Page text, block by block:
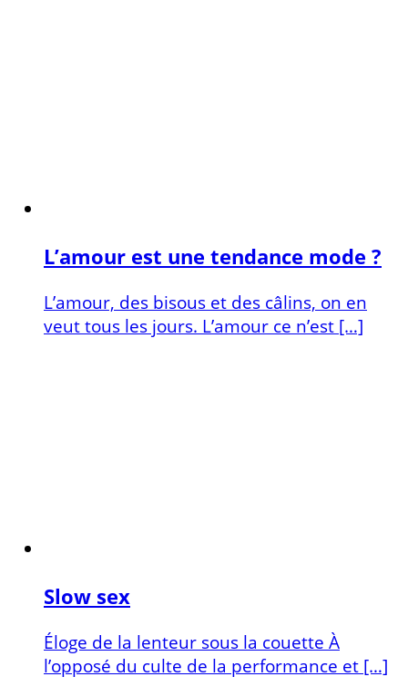
L’amour est une tendance mode ?
L’amour, des bisous et des câlins, on en
veut tous les jours. L’amour ce n’est […]
Slow sex
Éloge de la lenteur sous la couette À
l’opposé du culte de la performance et […]